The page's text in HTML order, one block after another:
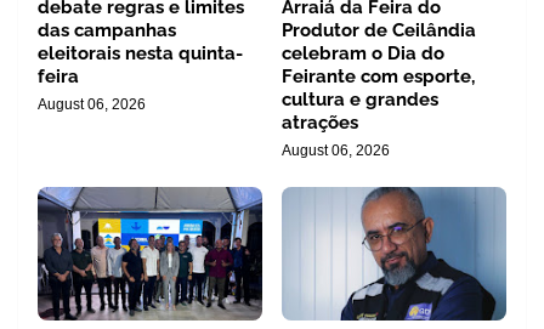
debate regras e limites
das campanhas
eleitorais nesta quinta-
feira
August 06, 2026
Arraiá da Feira do
Produtor de Ceilândia
celebram o Dia do
Feirante com esporte,
cultura e grandes
atrações
August 06, 2026